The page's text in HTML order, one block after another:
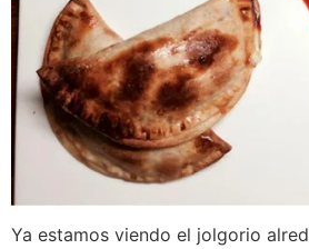
Ya estamos viendo el jolgorio